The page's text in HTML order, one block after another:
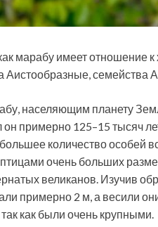
марабу имеет отношение
Аистообразные, семейства
населяющим планету
примерно 125–15 тысяч
количество особей
очень больших
великанов. Изучив
примерно 2 м, а весили
как были очень крупными.